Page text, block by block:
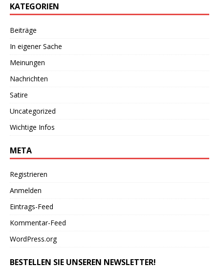
KATEGORIEN
Beiträge
In eigener Sache
Meinungen
Nachrichten
Satire
Uncategorized
Wichtige Infos
META
Registrieren
Anmelden
Eintrags-Feed
Kommentar-Feed
WordPress.org
BESTELLEN SIE UNSEREN NEWSLETTER!